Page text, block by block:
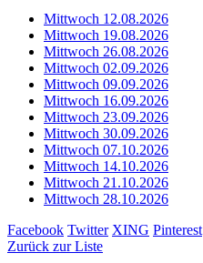
Mittwoch 12.08.2026
Mittwoch 19.08.2026
Mittwoch 26.08.2026
Mittwoch 02.09.2026
Mittwoch 09.09.2026
Mittwoch 16.09.2026
Mittwoch 23.09.2026
Mittwoch 30.09.2026
Mittwoch 07.10.2026
Mittwoch 14.10.2026
Mittwoch 21.10.2026
Mittwoch 28.10.2026
Facebook Twitter XING Pinterest
Zurück zur Liste